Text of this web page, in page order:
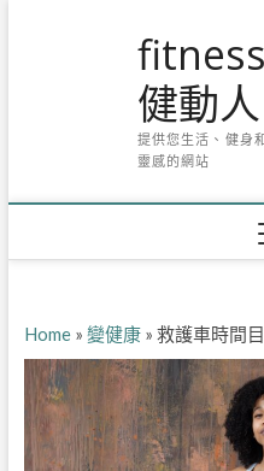
健動人
提供您生活、健身
靈感的網站
Home» 變健康» 救護車時間